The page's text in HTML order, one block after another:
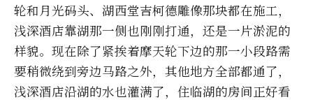
轮和月光码头、湖西堂吉柯德雕像那块都在施工，
浅深酒店靠湖那一侧也刚刚打通，还是一片淤泥的
样貌。现在除了紧挨着摩天轮下边的那一小段路需
要稍微绕到旁边马路之外，其他地方全部都通了，
浅深酒店沿湖的水也灌满了，住临湖的房间正好看